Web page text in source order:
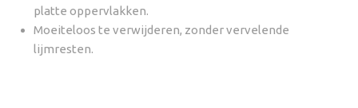
platte oppervlakken.
Moeiteloos te verwijderen, zonder vervelende
lijmresten.